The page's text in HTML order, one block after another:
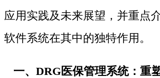
应用实践及未来展望，并重点
软件系统在其中的独特作用。
一、DRG医保管理系统：重